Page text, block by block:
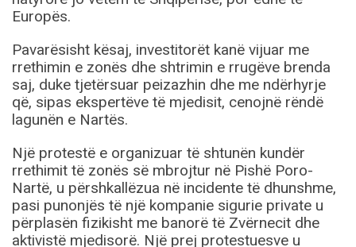
Europës.
Pavarësisht kësaj, investitorët kanë vijuar me
rrethimin e zonës dhe shtrimin e rrugëve brenda
saj, duke tjetërsuar peizazhin dhe me ndërhyrje
që, sipas ekspertëve të mjedisit, cenojnë rëndë
lagunën e Nartës.
Një protestë e organizuar të shtunën kundër
rrethimit të zonës së mbrojtur në Pishë Poro-
Nartë, u përshkallëzua në incidente të dhunshme,
pasi punonjës të një kompanie sigurie private u
përplasën fizikisht me banorë të Zvërnecit dhe
aktivistë mjedisorë. Një prej protestuesve u